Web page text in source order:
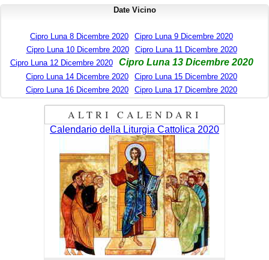
Date Vicino
Cipro Luna 8 Dicembre 2020
Cipro Luna 9 Dicembre 2020
Cipro Luna 10 Dicembre 2020
Cipro Luna 11 Dicembre 2020
Cipro Luna 12 Dicembre 2020
Cipro Luna 13 Dicembre 2020
Cipro Luna 14 Dicembre 2020
Cipro Luna 15 Dicembre 2020
Cipro Luna 16 Dicembre 2020
Cipro Luna 17 Dicembre 2020
ALTRI CALENDARI
Calendario della Liturgia Cattolica 2020